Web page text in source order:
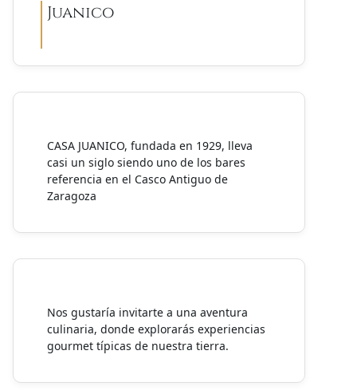
Juanico
CASA JUANICO, fundada en 1929, lleva
casi un siglo siendo uno de los bares
referencia en el Casco Antiguo de
Zaragoza
Nos gustaría invitarte a una aventura
culinaria, donde explorarás experiencias
gourmet típicas de nuestra tierra.